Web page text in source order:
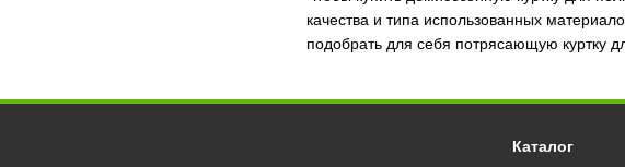
качества и типа использованных
подобрать для себя потрясающую куртку
Каталог